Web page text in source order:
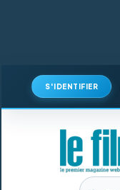
S'IDENTIFIER